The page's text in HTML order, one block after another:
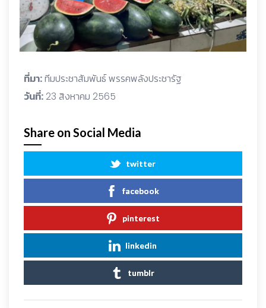
ที่มา:ทีมประชาสัมพันธ์ พรรคพลังประชารัฐ
วันที่: 23 สิงหาคม 2565
Share on Social Media
twitter
facebook
pinterest
linkedin
tumblr